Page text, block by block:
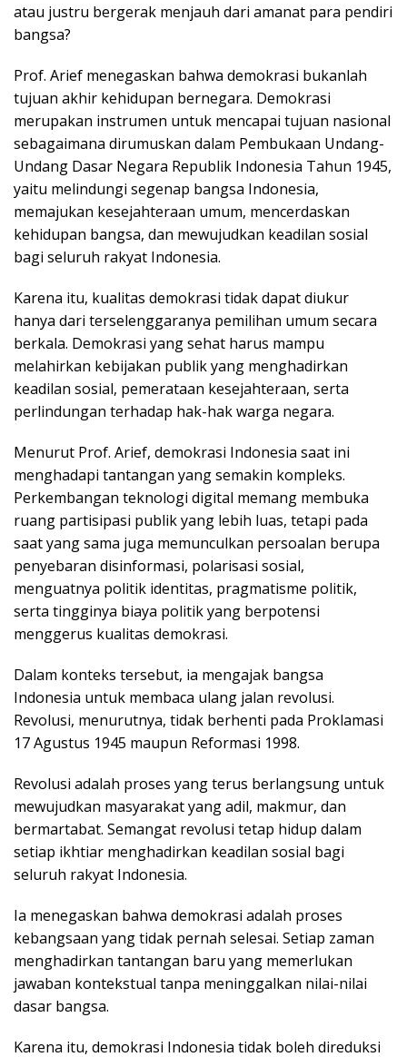
atau justru bergerak menjauh dari amanat para pendiri
bangsa?
Prof. Arief menegaskan bahwa demokrasi bukanlah
tujuan akhir kehidupan bernegara. Demokrasi
merupakan instrumen untuk mencapai tujuan nasional
sebagaimana dirumuskan dalam Pembukaan Undang-
Undang Dasar Negara Republik Indonesia Tahun 1945,
yaitu melindungi segenap bangsa Indonesia,
memajukan kesejahteraan umum, mencerdaskan
kehidupan bangsa, dan mewujudkan keadilan sosial
bagi seluruh rakyat Indonesia.
Karena itu, kualitas demokrasi tidak dapat diukur
hanya dari terselenggaranya pemilihan umum secara
berkala. Demokrasi yang sehat harus mampu
melahirkan kebijakan publik yang menghadirkan
keadilan sosial, pemerataan kesejahteraan, serta
perlindungan terhadap hak-hak warga negara.
Menurut Prof. Arief, demokrasi Indonesia saat ini
menghadapi tantangan yang semakin kompleks.
Perkembangan teknologi digital memang membuka
ruang partisipasi publik yang lebih luas, tetapi pada
saat yang sama juga memunculkan persoalan berupa
penyebaran disinformasi, polarisasi sosial,
menguatnya politik identitas, pragmatisme politik,
serta tingginya biaya politik yang berpotensi
menggerus kualitas demokrasi.
Dalam konteks tersebut, ia mengajak bangsa
Indonesia untuk membaca ulang jalan revolusi.
Revolusi, menurutnya, tidak berhenti pada Proklamasi
17 Agustus 1945 maupun Reformasi 1998.
Revolusi adalah proses yang terus berlangsung untuk
mewujudkan masyarakat yang adil, makmur, dan
bermartabat. Semangat revolusi tetap hidup dalam
setiap ikhtiar menghadirkan keadilan sosial bagi
seluruh rakyat Indonesia.
Ia menegaskan bahwa demokrasi adalah proses
kebangsaan yang tidak pernah selesai. Setiap zaman
menghadirkan tantangan baru yang memerlukan
jawaban kontekstual tanpa meninggalkan nilai-nilai
dasar bangsa.
Karena itu, demokrasi Indonesia tidak boleh direduksi